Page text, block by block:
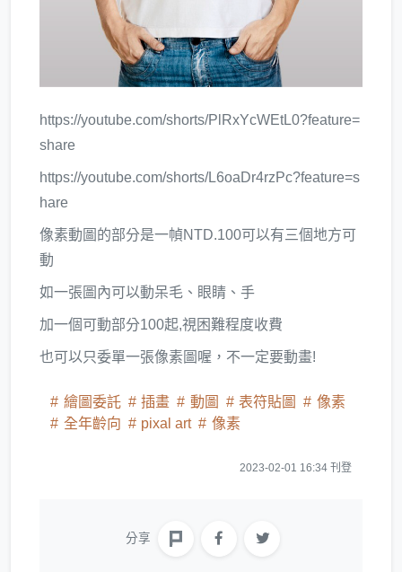
https://youtube.com/shorts/PlRxYcWEtL0?feature=
share
https://youtube.com/shorts/L6oaDr4rzPc?feature=s
hare
像素動圖的部分是一幀NTD.100可以有三個地方可
動
如一張圖內可以動呆毛、眼睛、手
加一個可動部分100起,視困難程度收費
也可以只委單一張像素圖喔，不一定要動畫!
繪圖委託 插畫 動圖 表符貼圖
像素
全年齡向
pixal art 像素
2023-02-01 16:34 刊登
分享